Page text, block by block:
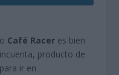
Café Racer es bien
producto de
ir en